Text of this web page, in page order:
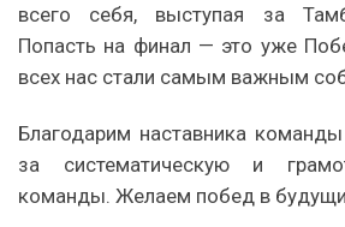
всего себя, выступая за
Попасть на финал — это уже
всех нас стали самым важным
Благодарим наставника
за систематическую и
команды. Желаем побед в